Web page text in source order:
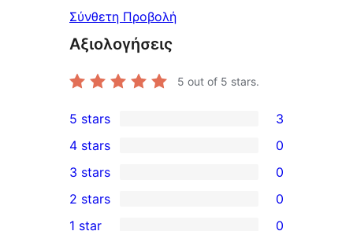
Σύνθετη Προβολή
Αξιολογήσεις
5 out of 5 stars.
3
5-
star
reviews
5 stars 3
4-
star
reviews
4 stars 0
0
3-
3 stars 0
2 stars 0
1 star 0